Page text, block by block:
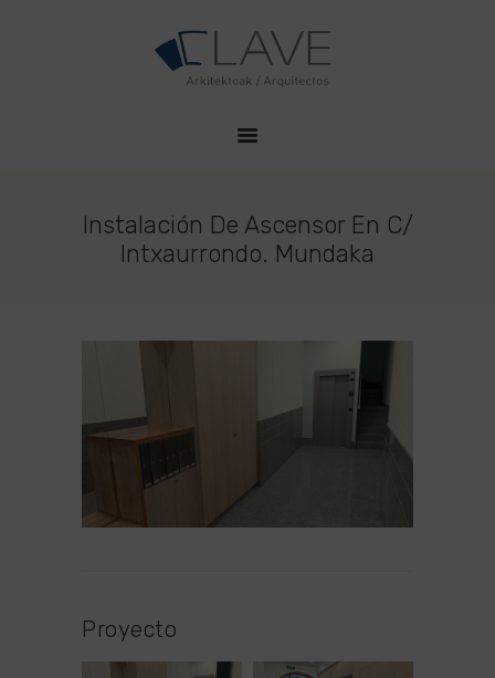
Instalación De Ascensor En C/
Intxaurrondo. Mundaka
CLAVE PROYECTOS
Estudio de Arquitectura en Durango
QUIENES SOMOS
Proyecto